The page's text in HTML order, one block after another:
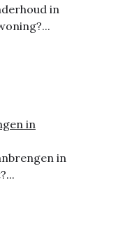
in
in
in